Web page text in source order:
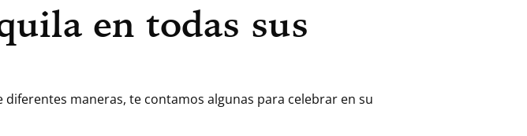
en todas sus
maneras, te contamos algunas para celebrar en su